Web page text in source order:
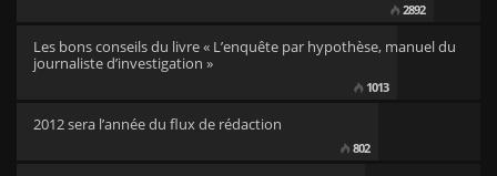
2892
Les bons conseils du livre « L’enquête par hypothèse, manuel du
journaliste d’investigation »
1013
2012 sera l’année du flux de rédaction
802